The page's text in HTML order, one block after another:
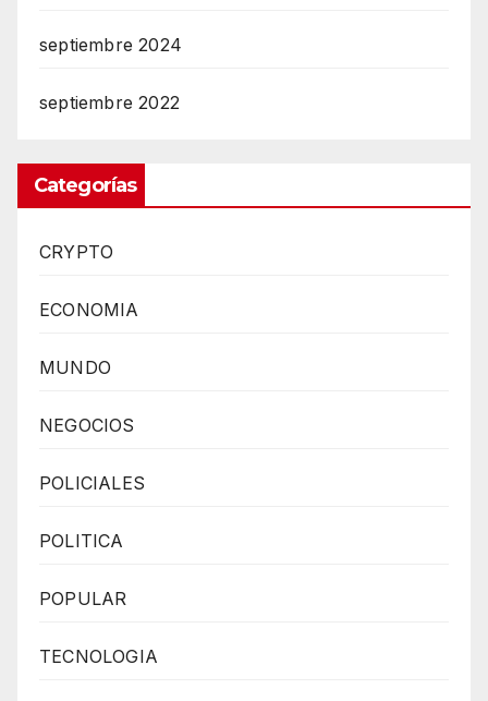
septiembre 2024
septiembre 2022
Categorías
CRYPTO
ECONOMIA
MUNDO
NEGOCIOS
POLICIALES
POLITICA
POPULAR
TECNOLOGIA